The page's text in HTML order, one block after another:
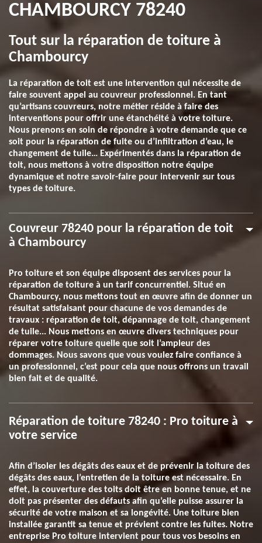
CHAMBOURCY 78240
Tout sur la réparation de toiture à
Chambourcy
La réparation de toit est une intervention qui nécessite de
faire souvent appel au couvreur professionnel. En tant
qu’artisans couvreurs, notre métier réside à faire des
interventions pour offrir une étanchéité à votre toiture.
Nous prenons en soin de répondre à votre demande que ce
soit pour la réparation de fuite ou d’infiltration d’eau, le
changement de tuile… Expérimentés dans la réparation de
toit, nous mettons à votre disposition notre équipe
dynamique et notre savoir-faire pour intervenir sur tous
types de toiture.
Couvreur 78240 pour la réparation de toit
à Chambourcy
Pro toiture et son équipe disposent des services pour la
réparation de toiture à un tarif concurrentiel. Situé en
Chambourcy, nous mettons tout en œuvre afin de donner un
résultat satisfaisant pour chacune de vos demandes de
travaux : réparation de toit, dépannage de toit, changement
de tuile... Nous mettons en œuvre divers techniques pour
réparer votre toiture quelle que soit l’ampleur des
dommages. Nous savons que vous voulez faire confiance à
un professionnel, c’est pour cela que nous offrons un travail
bien fait et de qualité.
Réparation de toiture 78240 : Pro toiture à
votre service
Afin d’isoler les dégâts des eaux et de prévenir la toiture des
dégâts des eaux, l’entretien de la toiture est nécessaire. En
effet, la couverture des toits doit être en bonne tenue, et ne
doit pas présenter des défauts afin qu’elle puisse assurer la
sécurité de votre maison et sa longévité. Une toiture bien
installée garantit sa tenue et prévient contre les fuites. Notre
entreprise Pro toiture intervient pour tous vos besoins en